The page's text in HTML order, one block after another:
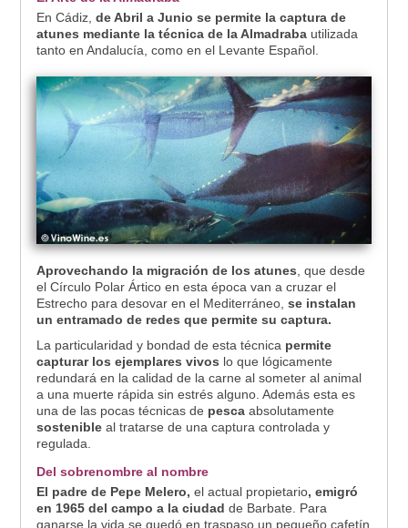
En Cádiz, de Abril a Junio se permite la captura de
atunes mediante la técnica de la Almadrabautilizada
tanto en Andalucía, como en el Levante Español.
Aprovechando la migración de los atunes , que desde
el Círculo Polar Ártico en esta época van a cruzar el
Estrecho para desovar en el Mediterráneo, se instalan
un entramado de redes que permite su captura.
La particularidad y bondad de esta técnica permite
capturar los ejemplares vivos lo que lógicamente
redundará en la calidad de la carne al someter al animal
a una muerte rápida sin estrés alguno. Además esta es
una de las pocas técnicas de pescaabsolutamente
sostenibleal tratarse de una captura controlada y
regulada.
Del sobrenombre al nombre
El padre de Pepe Melero, el actual propietario, emigró
en 1965 del campo a la ciudad de Barbate. Para
ganarse la vida se quedó en traspaso un pequeño cafetín